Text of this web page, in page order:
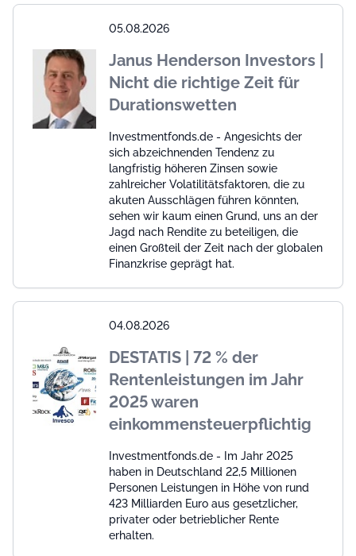
05.08.2026
Janus Henderson Investors |
Nicht die richtige Zeit für
Durationswetten
Investmentfonds.de - Angesichts der
sich abzeichnenden Tendenz zu
langfristig höheren Zinsen sowie
zahlreicher Volatilitätsfaktoren, die zu
akuten Ausschlägen führen könnten,
sehen wir kaum einen Grund, uns an der
Jagd nach Rendite zu beteiligen, die
einen Großteil der Zeit nach der globalen
Finanzkrise geprägt hat.
04.08.2026
DESTATIS | 72 % der
Rentenleistungen im Jahr
2025 waren
einkommensteuerpflichtig
Investmentfonds.de - Im Jahr 2025
haben in Deutschland 22,5 Millionen
Personen Leistungen in Höhe von rund
423 Milliarden Euro aus gesetzlicher,
privater oder betrieblicher Rente
erhalten.